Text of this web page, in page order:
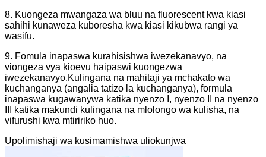
8. Kuongeza mwangaza wa bluu na fluorescent kwa kiasi
sahihi kunaweza kuboresha kwa kiasi kikubwa rangi ya
wasifu.
9. Fomula inapaswa kurahisishwa iwezekanavyo, na
viongeza vya kioevu haipaswi kuongezwa
iwezekanavyo.Kulingana na mahitaji ya mchakato wa
kuchanganya (angalia tatizo la kuchanganya), formula
inapaswa kugawanywa katika nyenzo I, nyenzo II na nyenzo
III katika makundi kulingana na mlolongo wa kulisha, na
vifurushi kwa mtiririko huo.
Upolimishaji wa kusimamishwa uliokunjwa